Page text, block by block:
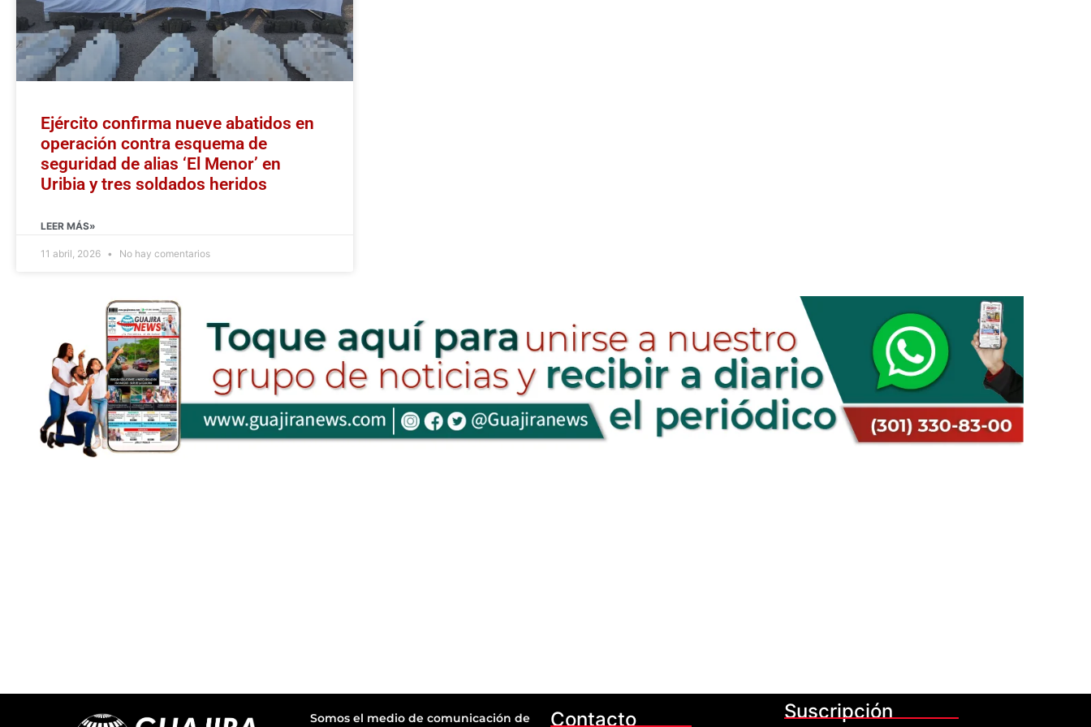
Ejército confirma nueve abatidos en
operación contra esquema de
seguridad de alias ‘El Menor’ en
Uribia y tres soldados heridos
LEER MÁS»
11 abril, 2026 No hay comentarios
Somos el medio de comunicación de Contacto Suscripción